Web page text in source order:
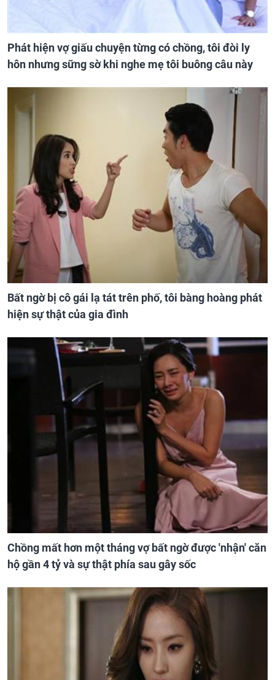
Phát hiện vợ giấu chuyện từng có chồng, tôi đòi ly
hôn nhưng sững sờ khi nghe mẹ tôi buông câu này
Bất ngờ bị cô gái lạ tát trên phố, tôi bàng hoàng phát
hiện sự thật của gia đình
Chồng mất hơn một tháng vợ bất ngờ được 'nhận' căn
hộ gần 4 tỷ và sự thật phía sau gây sốc